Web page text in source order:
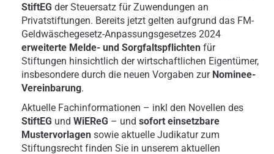
StiftEG der Steuersatz für Zuwendungen an
Privatstiftungen. Bereits jetzt gelten aufgrund das FM-
Geldwäschegesetz-Anpassungsgesetzes 2024
erweiterte Melde- und Sorgfaltspflichten für
Stiftungen hinsichtlich der wirtschaftlichen Eigentümer,
insbesondere durch die neuen Vorgaben zur Nominee-
Vereinbarung.
Aktuelle Fachinformationen – inkl den Novellen des
StiftEG und WiEReG – und sofort einsetzbare
Mustervorlagen sowie aktuelle Judikatur zum
Stiftungsrecht finden Sie in unserem aktuellen